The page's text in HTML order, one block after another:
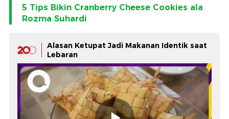
5 Tips Bikin Cranberry Cheese Cookies ala
Rozma Suhardi
Alasan Ketupat Jadi Makanan Identik saat
Lebaran